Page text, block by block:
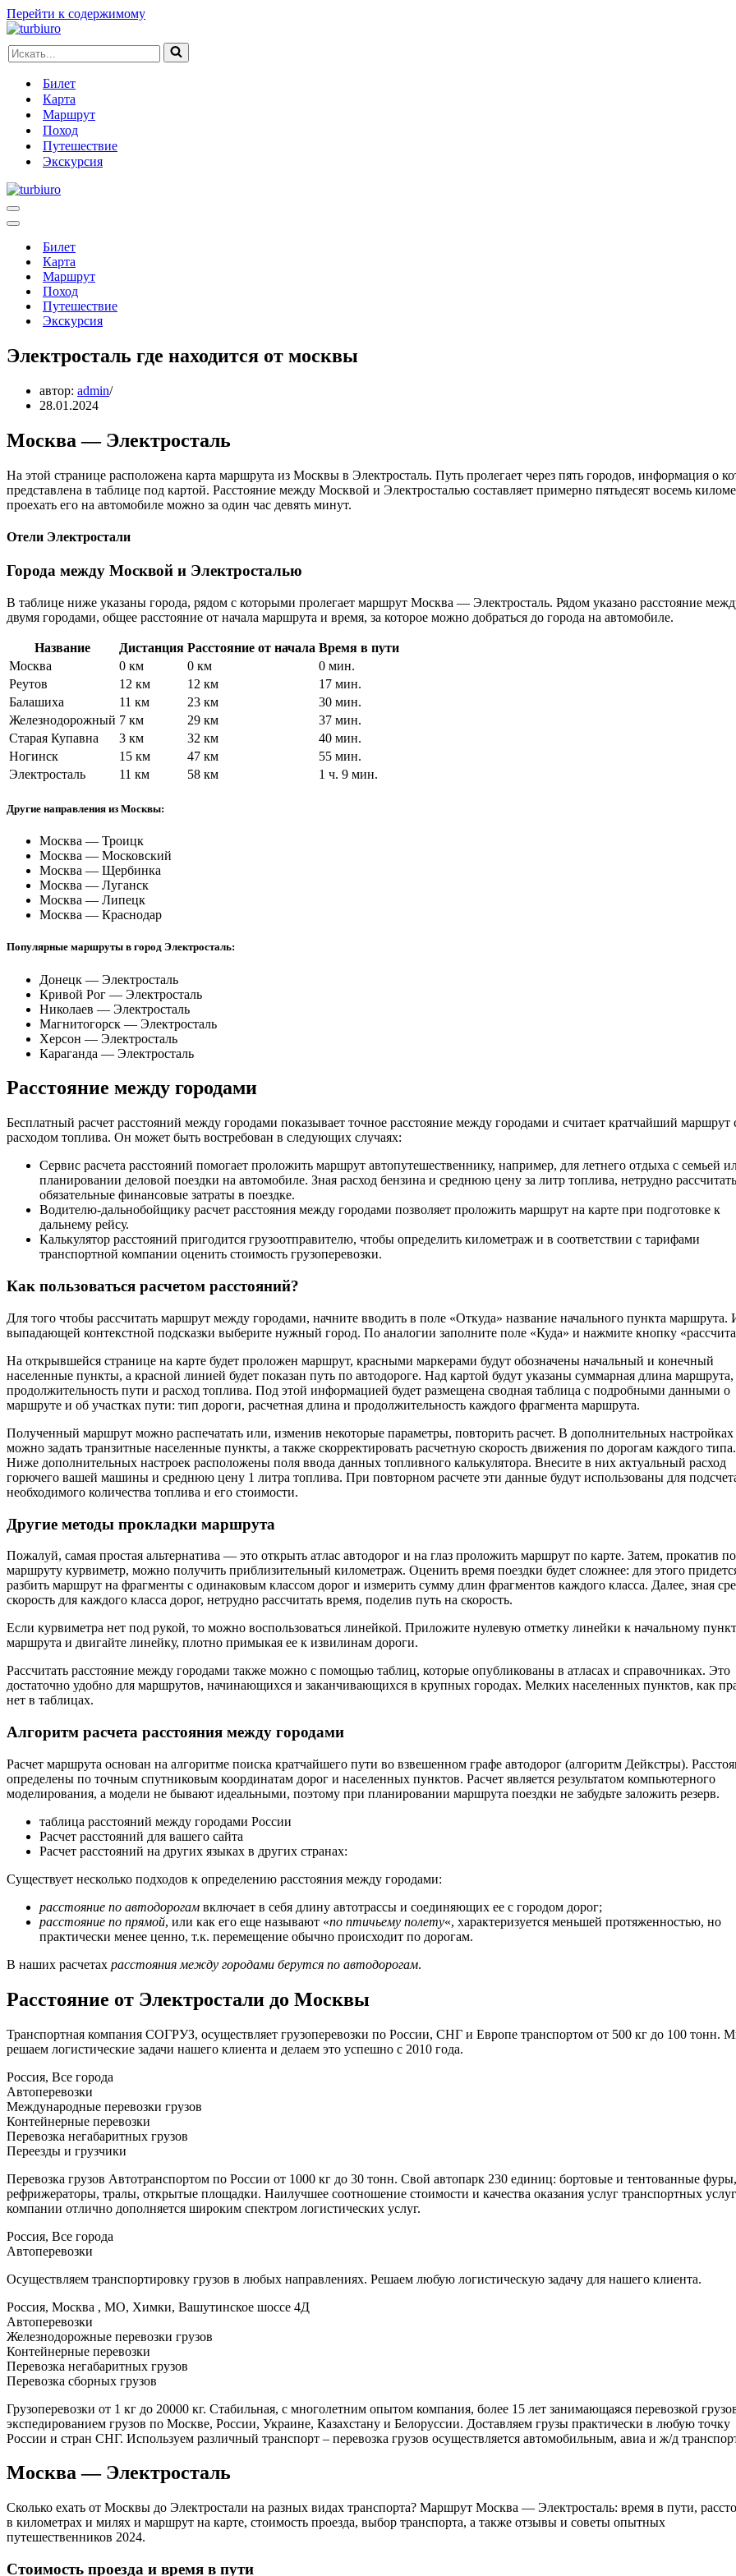
Перейти к содержимому
Искать...
Билет
Карта
Маршрут
Поход
Путешествие
Экскурсия
Меню
навигации
Меню
навигацииБилет
Карта
Маршрут
Поход
Путешествие
Экскурсия
Электросталь где находится от москвы
автор: admin
28.01.2024
Москва — Электросталь
На этой странице расположена карта маршрута из Москвы в Электросталь. Путь пролегает через пять городов, информация о
представлена в таблице под картой. Расстояние между Москвой и Электросталью составляет примерно пятьдесят восемь
проехать его на автомобиле можно за один час девять минут.
Отели Электростали
Города между Москвой и Электросталью
В таблице ниже указаны города, рядом с которыми пролегает маршрут Москва — Электросталь. Рядом указано расстояние
двумя городами, общее расстояние от начала маршрута и время, за которое можно добраться до города на автомобиле.
Название Дистанция Расстояние от начала Время в пути
Москва
0 км 0 км
0 мин.
Реутов
12 км 12 км
17 мин.
Балашиха
11 км 23 км
30 мин.
Железнодорожный 7 км 29 км
37 мин.
Старая Купавна
3 км 32 км
40 мин.
Ногинск
15 км 47 км
55 мин.
Электросталь
11 км 58 км 1 ч. 9 мин.
Другие направления из Москвы:
Москва — Троицк
Москва — Московский
Москва — Щербинка
Москва — Луганск
Москва — Липецк
Москва — Краснодар
Популярные маршруты в город Электросталь:
Донецк — Электросталь
Кривой Рог — Электросталь
Николаев — Электросталь
Магнитогорск — Электросталь
Херсон — Электросталь
Караганда — Электросталь
Расстояние между городами
Бесплатный расчет расстояний между городами показывает точное расстояние между городами и считает кратчайший маршрут
расходом топлива. Он может быть востребован в следующих случаях:
Сервис расчета расстояний помогает проложить маршрут автопутешественнику, например, для летнего отдыха с семьей
планировании деловой поездки на автомобиле. Зная расход бензина и среднюю цену за литр топлива, нетрудно рассчитать
обязательные финансовые затраты в поездке.
Водителю-дальнобойщику расчет расстояния между городами позволяет проложить маршрут на карте при подготовке к
дальнему рейсу.
Калькулятор расстояний пригодится грузоотправителю, чтобы определить километраж и в соответствии с тарифами
транспортной компании оценить стоимость грузоперевозки.
Как пользоваться расчетом расстояний?
Для того чтобы рассчитать маршрут между городами, начните вводить в поле «Откуда» название начального пункта маршрута.
выпадающей контекстной подсказки выберите нужный город. По аналогии заполните поле «Куда» и нажмите кнопку
На открывшейся странице на карте будет проложен маршрут, красными маркерами будут обозначены начальный и конечный
населенные пункты, а красной линией будет показан путь по автодороге. Над картой будут указаны суммарная длина маршрута,
продолжительность пути и расход топлива. Под этой информацией будет размещена сводная таблица с подробными данными о
маршруте и об участках пути: тип дороги, расчетная длина и продолжительность каждого фрагмента маршрута.
Полученный маршрут можно распечатать или, изменив некоторые параметры, повторить расчет. В дополнительных настройках
можно задать транзитные населенные пункты, а также скорректировать расчетную скорость движения по дорогам каждого типа.
Ниже дополнительных настроек расположены поля ввода данных топливного калькулятора. Внесите в них актуальный расход
горючего вашей машины и среднюю цену 1 литра топлива. При повторном расчете эти данные будут использованы для
необходимого количества топлива и его стоимости.
Другие методы прокладки маршрута
Пожалуй, самая простая альтернатива — это открыть атлас автодорог и на глаз проложить маршрут по карте. Затем, прокатив по
маршруту курвиметр, можно получить приблизительный километраж. Оценить время поездки будет сложнее: для этого
разбить маршрут на фрагменты с одинаковым классом дорог и измерить сумму длин фрагментов каждого класса. Далее, зная
скорость для каждого класса дорог, нетрудно рассчитать время, поделив путь на скорость.
Если курвиметра нет под рукой, то можно воспользоваться линейкой. Приложите нулевую отметку линейки к начальному
маршрута и двигайте линейку, плотно примыкая ее к извилинам дороги.
Рассчитать расстояние между городами также можно с помощью таблиц, которые опубликованы в атласах и справочниках. Это
достаточно удобно для маршрутов, начинающихся и заканчивающихся в крупных городах. Мелких населенных пунктов, как
нет в таблицах.
Алгоритм расчета расстояния между городами
Расчет маршрута основан на алгоритме поиска кратчайшего пути во взвешенном графе автодорог (алгоритм Дейкстры).
определены по точным спутниковым координатам дорог и населенных пунктов. Расчет является результатом компьютерного
моделирования, а модели не бывают идеальными, поэтому при планировании маршрута поездки не забудьте заложить резерв.
таблица расстояний между городами России
Расчет расстояний для вашего сайта
Расчет расстояний на других языках в других странах:
Существует несколько подходов к определению расстояния между городами:
расстояние по автодорогам включает в себя длину автотрассы и соединяющих ее с городом дорог;
расстояние по прямой, или как его еще называют «по птичьему полету«, характеризуется меньшей протяженностью, но
практически менее ценно, т.к. перемещение обычно происходит по дорогам.
В наших расчетах расстояния между городами берутся по автодорогам.
Расстояние от Электростали до Москвы
Транспортная компания СОГРУЗ, осуществляет грузоперевозки по России, СНГ и Европе транспортом от 500 кг до 100 тонн.
решаем логистические задачи нашего клиента и делаем это успешно с 2010 года.
Россия, Все города
Автоперевозки
Международные перевозки грузов
Контейнерные перевозки
Перевозка негабаритных грузов
Переезды и грузчики
Перевозка грузов Автотранспортом по России от 1000 кг до 30 тонн. Свой автопарк 230 единиц: бортовые и тентованные фуры,
рефрижераторы, тралы, открытые площадки. Наилучшее соотношение стоимости и качества оказания услуг транспортных услуг
компании отлично дополняется широким спектром логистических услуг.
Россия, Все города
Автоперевозки
Осуществляем транспортировку грузов в любых направлениях. Решаем любую логистическую задачу для нашего клиента.
Россия, Москва , МО, Химки, Вашутинское шоссе 4Д
Автоперевозки
Железнодорожные перевозки грузов
Контейнерные перевозки
Перевозка негабаритных грузов
Перевозка сборных грузов
Грузоперевозки от 1 кг до 20000 кг. Стабильная, с многолетним опытом компания, более 15 лет занимающаяся перевозкой
экспедированием грузов по Москве, России, Украине, Казахстану и Белоруссии. Доставляем грузы практически в любую точку
России и стран СНГ. Используем различный транспорт – перевозка грузов осуществляется автомобильным, авиа и ж/д
Москва — Электросталь
Сколько ехать от Москвы до Электростали на разных видах транспорта? Маршрут Москва — Электросталь: время в пути,
в километрах и милях и маршрут на карте, стоимость проезда, выбор транспорта, а также отзывы и советы опытных
путешественников 2024.
Стоимость проезда и время в пути